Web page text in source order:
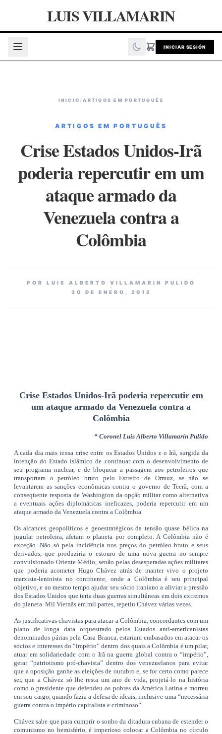
LUIS VILLAMARIN
INICIAR SESIÓN
INICIO /ARTIGOS EM PORTUGUÊS
ARTIGOS EM PORTUGUÊS
Crise Estados Unidos-Irã
poderia repercutir em um
ataque armado da
Venezuela contra a
Colômbia
POR LUIS ALBERTO VILLAMARIN PULIDO
30 DE ENERO, 2012
Crise Estados Unidos-Irã poderia repercutir em
um ataque armado da Venezuela contra a
Colômbia
* Coronel Luis Alberto Villamarín Pulido
A cada dia mais tensa crise entre os Estados Unidos e o Irã, surgida da
intenção do Estado islâmico de continuar com o desenvolvimento de
seu programa nuclear, e de bloquear a passagem aos petroleiros que
transportam o petróleo bruto pelo Estreito de Ormuz, se não se
levantarem as sanções econômicas contra o governo de Teerã, com a
conseqüente resposta de Washington da opção militar como alternativa
a eventuais ações diplomáticas ineficazes, poderia repercutir em um
ataque armado da Venezuela contra a Colômbia.
Os alcances geopolíticos e geoestratégicos da tensão quase bélica na
jugular petroleira, afetam o planeta por completo. A Colômbia não é
exceção. Não só pela incidência nos preços do petróleo bruto e seus
derivados, que produziria o estouro de uma nova guerra no sempre
convulsionado Oriente Médio, senão pelas desesperadas ações militares
que poderia acometer Hugo Chávez atrás de manter vivo o projeto
marxista-leninista no continente, onde a Colômbia é seu principal
objetivo, e ao mesmo tempo ajudar seu sócio iraniano a aliviar a pressão
dos Estados Unidos que teria duas guerras simultâneas em dois extremos
do planeta. Mil Vietnãs em mil partes, repetiu Chávez várias vezes.
As justificativas chavistas para atacar a Colômbia, concordantes com um
plano de longa data orquestrado pelos Estados anti-americanistas
denominados párias pela Casa Branca, estariam embasados em atacar os
sócios e interesses do “império” dentro dos quais a Colômbia é um pilar,
atuar em solidariedade com o Irã na guerra global contra o “império”,
gerar “patriotismo pró-chavista” dentro dos venezuelanos para evitar
que a oposição ganhe as eleições de outubro e, se for certo como parece
ser, que a Chávez só lhe resta um ano de vida, projetá-lo na história
como o presidente que defendeu os pobres da América Latina e morreu
em seu cargo, quando fazia a defesa de ideais, inclusive uma “necessária
guerra contra o império capitalista e criminoso”.
Chávez sabe que para cumprir o sonho da ditadura cubana de estender o
comunismo no hemisfério, é imperioso colocar a Colômbia no círculo